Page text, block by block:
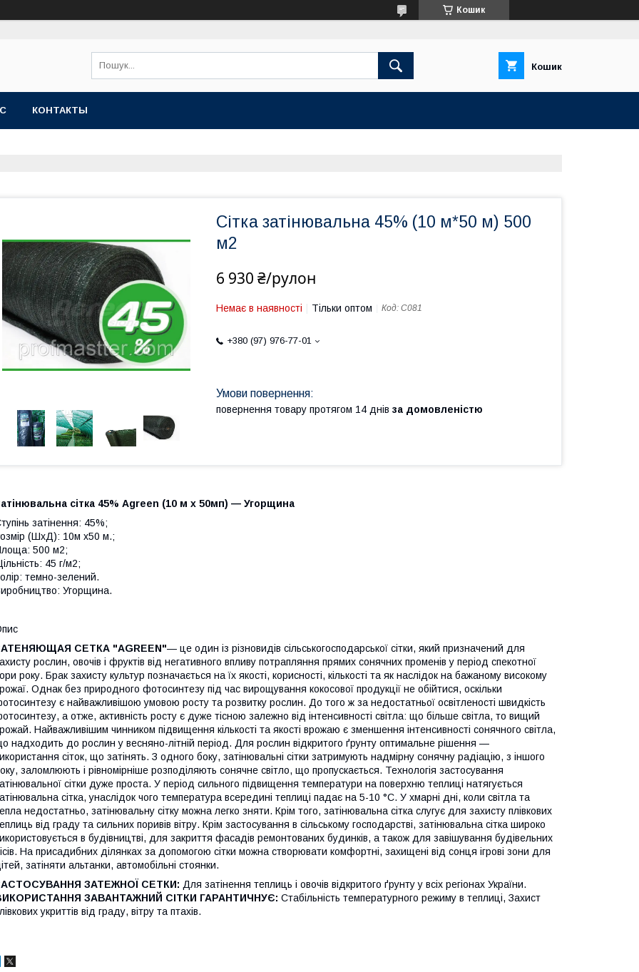
Кошик
Кошик
КОНТАКТЫ
Сітка затінювальна 45% (10 м*50 м) 500
м2
6 930 ₴/рулон
Немає в наявності Тільки оптом Код: С081
+380 (97) 976-77-01
повернення товару протягом 14 днів за домовленістю
сітка 45% Agreen (10 м х 50мп) — Угорщина
затінення: 45%;
(ШхД): 10м х50 м.;
500 м2;
45 г/м2;
темно-зелений.
Угорщина.
СЕТКА "AGREEN"— це один із різновидів сільськогосподарської сітки, який призначений для
рослин, овочів і фруктів від негативного впливу потрапляння прямих сонячних променів у період спекотної
року. Брак захисту культур позначається на їх якості, корисності, кількості та як наслідок на бажаному високому
Однак без природного фотосинтезу під час вирощування кокосової продукції не обійтися, оскільки
є найважливішою умовою росту та розвитку рослин. До того ж за недостатньої освітленості швидкість
а отже, активність росту є дуже тісною залежно від інтенсивності світла: що більше світла, то вищий
Найважливішим чинником підвищення кількості та якості врожаю є зменшення інтенсивності сонячного світла,
надходить до рослин у весняно-літній період. Для рослин відкритого ґрунту оптимальне рішення —
сіток, що затінять. З одного боку, затінювальні сітки затримують надмірну сонячну радіацію, з іншого
заломлюють і рівномірніше розподіляють сонячне світло, що пропускається. Технологія застосування
сітки дуже проста. У період сильного підвищення температури на поверхню теплиці натягується
сітка, унаслідок чого температура всередині теплиці падає на 5-10 °C. У хмарні дні, коли світла та
недостатньо, затінювальну сітку можна легко зняти. Крім того, затінювальна сітка слугує для захисту плівкових
від граду та сильних поривів вітру. Крім застосування в сільському господарстві, затінювальна сітка широко
в будівництві, для закриття фасадів ремонтованих будинків, а також для завішування будівельних
На присадибних ділянках за допомогою сітки можна створювати комфортні, захищені від сонця ігрові зони для
затіняти альтанки, автомобільні стоянки.
ЗАТЕЖНОЇ СЕТКИ: Для затінення теплиць і овочів відкритого ґрунту у всіх регіонах України.
ЗАВАНТАЖНИЙ СІТКИ ГАРАНТИЧНУЄ: Стабільність температурного режиму в теплиці, Захист
укриттів від граду, вітру та птахів.